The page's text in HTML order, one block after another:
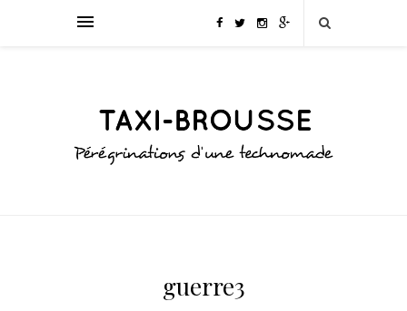
guerre3